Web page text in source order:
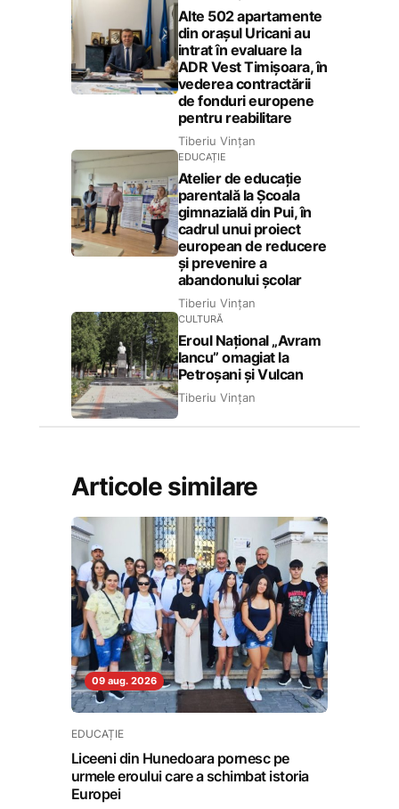
Alte 502 apartamente
din orașul Uricani au
intrat în evaluare la
ADR Vest Timișoara, în
vederea contractării
de fonduri europene
pentru reabilitare
Tiberiu Vințan
EDUCAȚIE
Atelier de educație
parentală la Școala
gimnazială din Pui, în
cadrul unui proiect
european de reducere
și prevenire a
abandonului școlar
Tiberiu Vințan
CULTURĂ
Eroul Național „Avram
Iancu” omagiat la
Petroșani și Vulcan
Tiberiu Vințan
Articole similare
09 aug. 2026
EDUCAȚIE
Liceeni din Hunedoara pornesc pe
urmele eroului care a schimbat istoria
Europei